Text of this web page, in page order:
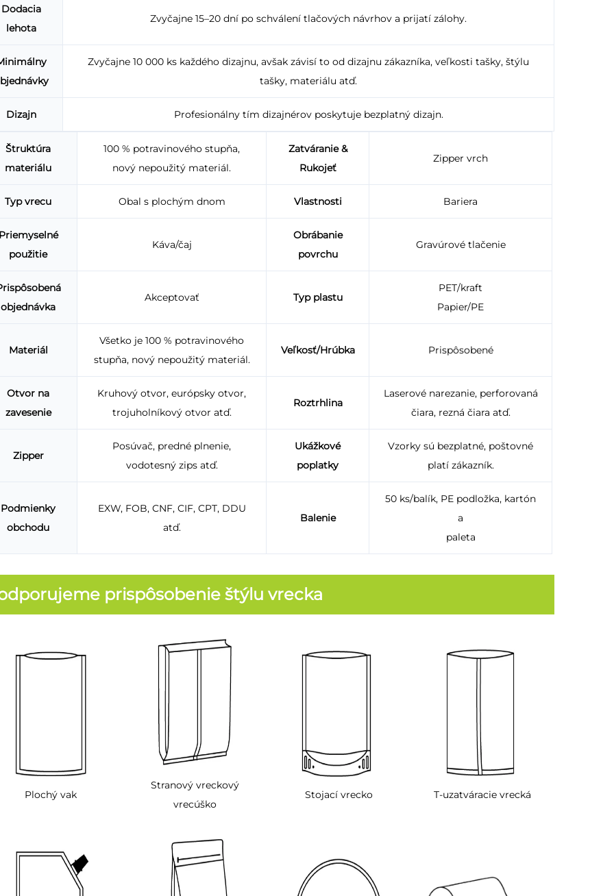
Dodacia
lehota
Zvyčajne 15–20 dní po schválení tlačových návrhov a prijatí zálohy.
Zvyčajne 10 000 ks každého dizajnu, avšak závisí to od dizajnu zákazníka, veľkosti tašky, štýlu
tašky, materiálu atď.
Dizajn Profesionálny tím dizajnérov poskytuje bezplatný dizajn.
Štruktúra
materiálu
100 % potravinového stupňa,
nový nepoužitý materiál.
Zatváranie &
Rukojeť
Zipper vrch
Typ vrecu Obal s plochým dnom Vlastnosti Bariera
použitie
Káva/čaj
Obrábanie
povrchu
Gravúrové tlačenie
objednávka
Akceptovať Typ plastu
PET/kraft
Papier/PE
Materiál
Všetko je 100 % potravinového
stupňa, nový nepoužitý materiál.
Veľkosť/Hrúbka Prispôsobené
Otvor na
zavesenie
Kruhový otvor, európsky otvor,
trojuholníkový otvor atď.
Roztrhlina
Laserové narezanie, perforovaná
čiara, rezná čiara atď.
Zipper
Posúvač, predné plnenie,
vodotesný zips atď.
Ukážkové
poplatky
Vzorky sú bezplatné, poštovné
platí zákazník.
Podmienky
obchodu
EXW, FOB, CNF, CIF, CPT, DDU
atď.
Balenie
50 ks/balík, PE podložka, kartón
a
paleta
prispôsobenie štýlu vrecka
Plochý vak
Stranový vreckový
vrecúško
Stojací vrecko T-uzatváracie vrecká